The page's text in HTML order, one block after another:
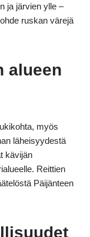
ja järvien ylle –
ruskan värejä
alueen
myös
läheisyydestä
kävijän
Reittien
Päijänteen